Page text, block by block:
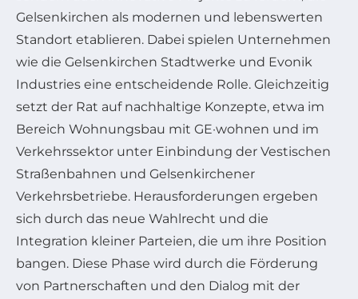
Gelsenkirchen als modernen und lebenswerten
Standort etablieren. Dabei spielen Unternehmen
wie die Gelsenkirchen Stadtwerke und Evonik
Industries eine entscheidende Rolle. Gleichzeitig
setzt der Rat auf nachhaltige Konzepte, etwa im
Bereich Wohnungsbau mit GE·wohnen und im
Verkehrssektor unter Einbindung der Vestischen
Straßenbahnen und Gelsenkirchener
Verkehrsbetriebe. Herausforderungen ergeben
sich durch das neue Wahlrecht und die
Integration kleiner Parteien, die um ihre Position
bangen. Diese Phase wird durch die Förderung
von Partnerschaften und den Dialog mit der